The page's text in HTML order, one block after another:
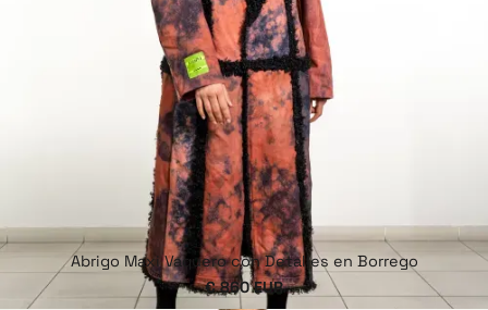
Abrigo Maxi Vaquero con Detalles en Borrego
€ 860 EUR